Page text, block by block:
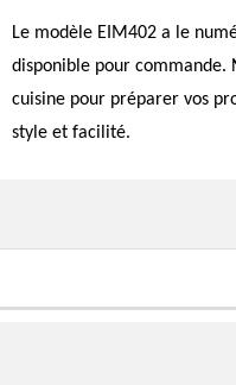
Le modèle EIM402 a le
disponible pour commande.
cuisine pour préparer vos
style et facilité.